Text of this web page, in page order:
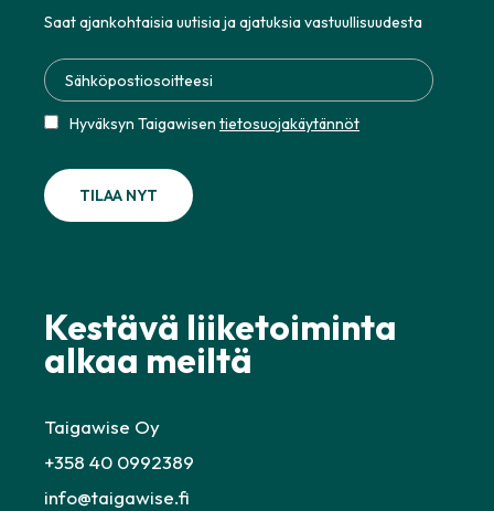
Saat ajankohtaisia uutisia ja ajatuksia vastuullisuudesta
Hyväksyn Taigawisen tietosuojakäytännöt
Kestävä liiketoiminta
alkaa meiltä
Taigawise Oy
+358 40 0992389
info@taigawise.fi